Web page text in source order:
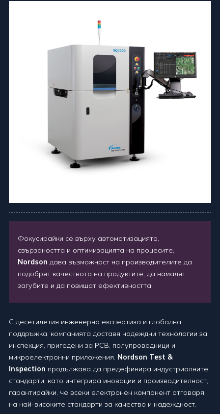
Фокусирайки се върху автоматизацията,
свързаността и оптимизацията на процесите,
Nordson дава възможност на производителите да
подобрят качеството на продуктите, да намалят
загубите и да повишат ефективността.
С десетилетия инженерна експертиза и глобална
поддръжка, компанията доставя надеждни технологии за
инспекция, пригодени за PCB, полупроводници и
микроелектронни приложения. Nordson Test &
Inspection продължава да предефинира индустриалните
стандарти, като интегрира иновации и производителност,
гарантирайки, че всеки електронен компонент отговаря
на най-високите стандарти за качество и надеждност.